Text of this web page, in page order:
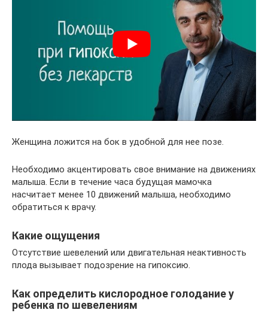
Женщина ложится на бок в удобной для нее позе.
Необходимо акцентировать свое внимание на движениях
малыша. Если в течение часа будущая мамочка
насчитает менее 10 движений малыша, необходимо
обратиться к врачу.
Какие ощущения
Отсутствие шевелений или двигательная неактивность
плода вызывает подозрение на гипоксию.
Как определить кислородное голодание у
ребенка по шевелениям